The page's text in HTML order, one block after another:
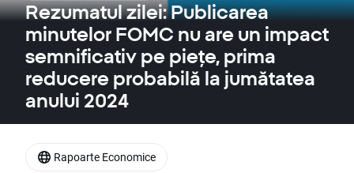
Rezumatul zilei: Publicarea
minutelor FOMC nu are un impact
semnificativ pe piețe, prima
reducere probabilă la jumătatea
anului 2024
Rapoarte Economice